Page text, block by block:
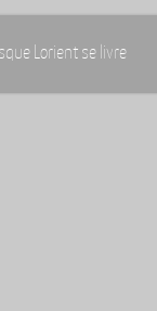
Lorient se livre